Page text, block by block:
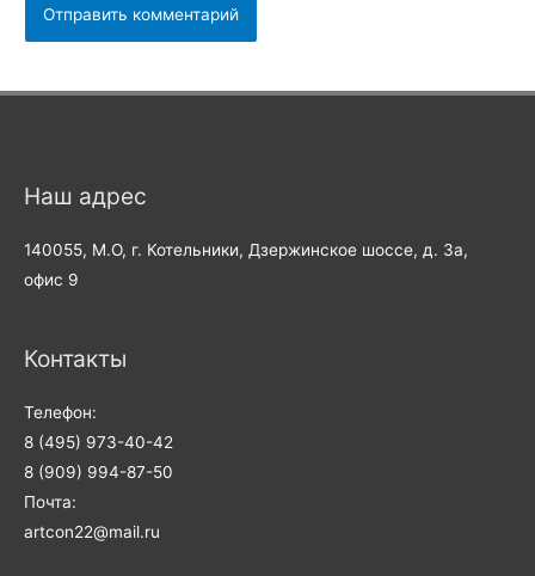
Наш адрес
140055, М.О, г. Котельники, Дзержинское шоссе, д. 3а,
офис 9
Контакты
Телефон:
8 (495) 973-40-42
8 (909) 994-87-50
Почта:
artcon22@mail.ru